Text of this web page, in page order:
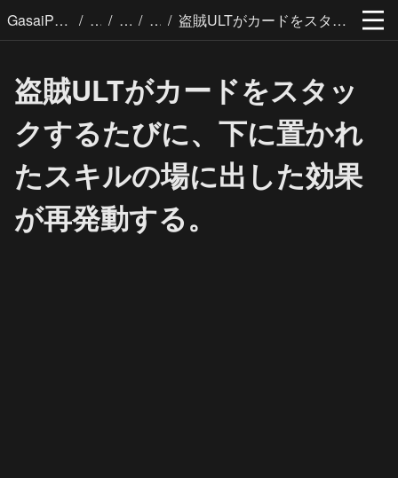
GasaiPages / / / / 盗賊ULTがカードをスタックするたびに、下に置かれたスキルの場に出した効果が再発動する。
盗賊ULTがカードをスタッ
クするたびに、下に置かれ
たスキルの場に出した効果
が再発動する。